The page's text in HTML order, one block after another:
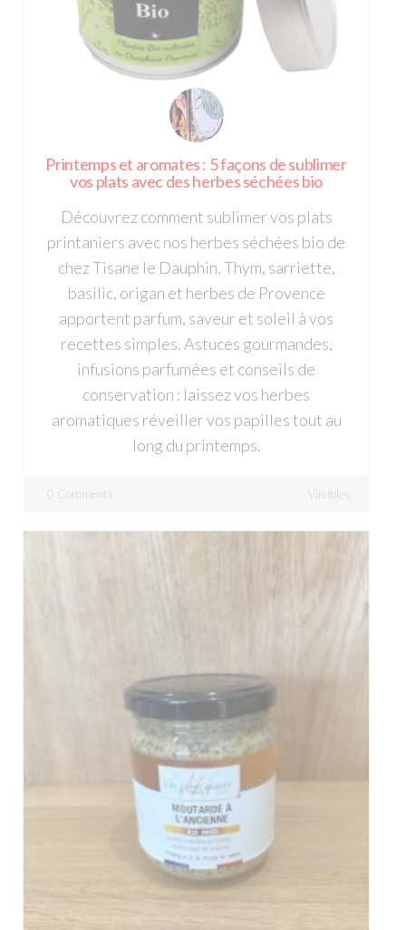
Printemps et aromates : 5 façons de sublimer
vos plats avec des herbes séchées bio
Découvrez comment sublimer vos plats
printaniers avec nos herbes séchées bio de
chez Tisane le Dauphin. Thym, sarriette,
basilic, origan et herbes de Provence
apportent parfum, saveur et soleil à vos
recettes simples. Astuces gourmandes,
infusions parfumées et conseils de
conservation : laissez vos herbes
aromatiques réveiller vos papilles tout au
long du printemps.
0 Comments Viisibles